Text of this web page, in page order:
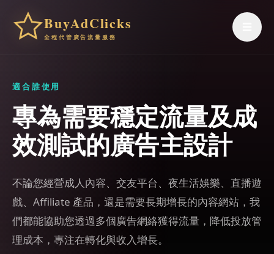
BuyAdClicks
全程代管廣告流量服務
適合誰使用
專為需要穩定流量及成
效測試的廣告主設計
不論您經營成人內容、交友平台、夜生活娛樂、直播遊
戲、Affiliate 產品，還是需要長期增長的內容網站，我
們都能協助您透過多個廣告網絡獲得流量，降低投放管
理成本，專注在轉化與收入增長。